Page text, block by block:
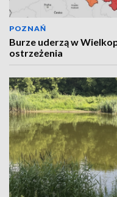
POZNAŃ
Burze uderzą w
ostrzeżenia